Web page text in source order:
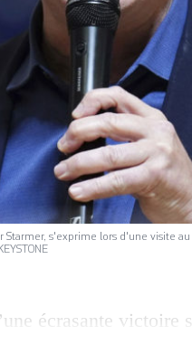
s'exprime lors d'une visite
écrasante victoire